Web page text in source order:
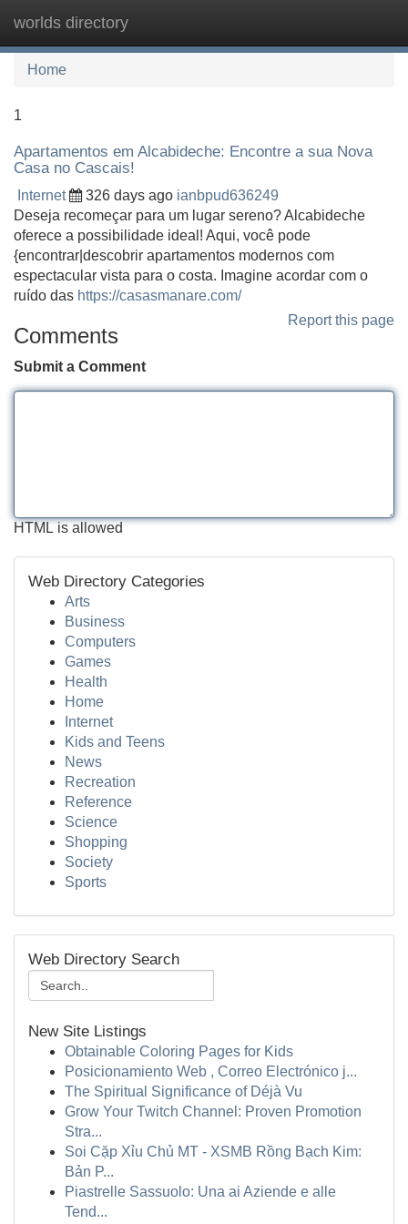
worlds directory
Home
1
Apartamentos em Alcabideche: Encontre a sua Nova
Casa no Cascais!
Internet 326 days ago ianbpud636249
Deseja recomeçar para um lugar sereno? Alcabideche
oferece a possibilidade ideal! Aqui, você pode
{encontrar|descobrir apartamentos modernos com
espectacular vista para o costa. Imagine acordar com o
ruído das https://casasmanare.com/
Report this page
Comments
Submit a Comment
HTML is allowed
Web Directory Categories
Arts
Business
Computers
Games
Health
Home
Internet
Kids and Teens
News
Recreation
Reference
Science
Shopping
Society
Sports
Web Directory Search
New Site Listings
Obtainable Coloring Pages for Kids
Posicionamiento Web , Correo Electrónico j...
The Spiritual Significance of Déjà Vu
Grow Your Twitch Channel: Proven Promotion
Stra...
Soi Cặp Xỉu Chủ MT - XSMB Rồng Bạch Kim:
Bản P...
Piastrelle Sassuolo: Una ai Aziende e alle
Tend...